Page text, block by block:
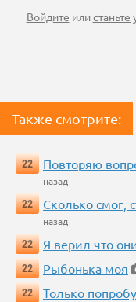
Войдите илистаньте
Также смотрите:
22 Повторяю
назад
22
Сколько смог,
назад
22
Я верил что
22
Рыбонька моя
22
Только